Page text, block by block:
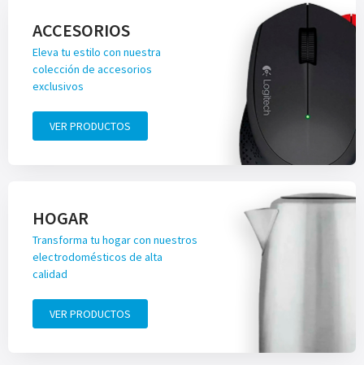
ACCESORIOS
Eleva tu estilo con nuestra
colección de accesorios
exclusivos
VER PRODUCTOS
HOGAR
Transforma tu hogar con nuestros
electrodomésticos de alta
calidad
VER PRODUCTOS